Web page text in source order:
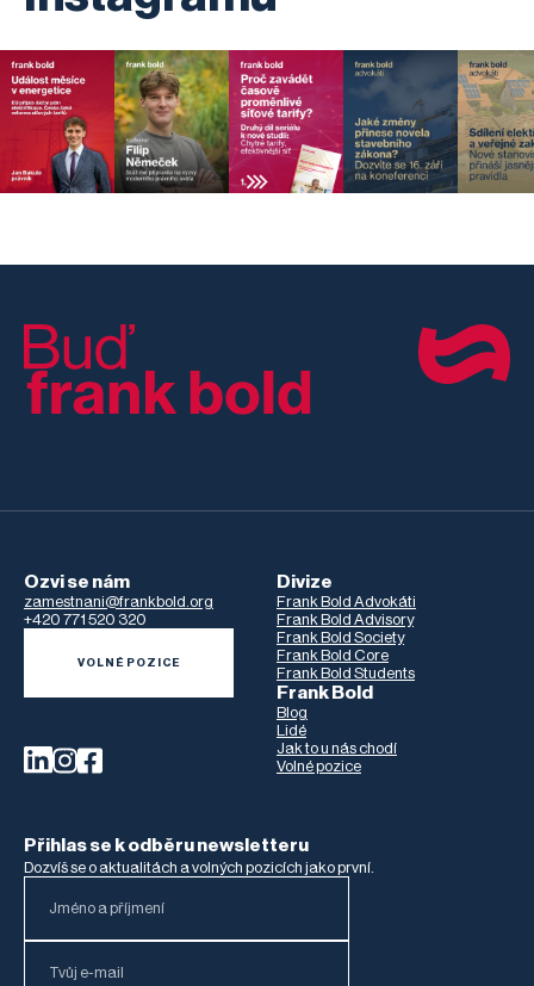
Ozvi se nám
zamestnani@frankbold.org
+420 771 520 320
VOLNÉ POZICE
Divize
Frank Bold Advokáti
Frank Bold Advisory
Frank Bold Society
Frank Bold Core
Frank Bold Students
Frank Bold
Blog
Lidé
Jak to u nás chodí
Volné pozice
Přihlas se k odběru newsletteru
Dozvíš se o aktualitách a volných pozicích jako první.